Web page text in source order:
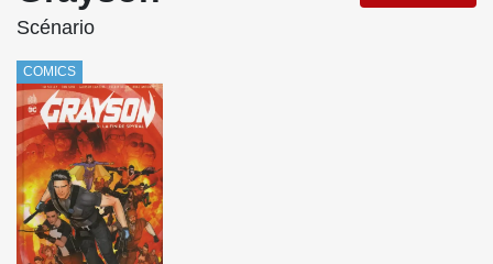
Scénario
COMICS